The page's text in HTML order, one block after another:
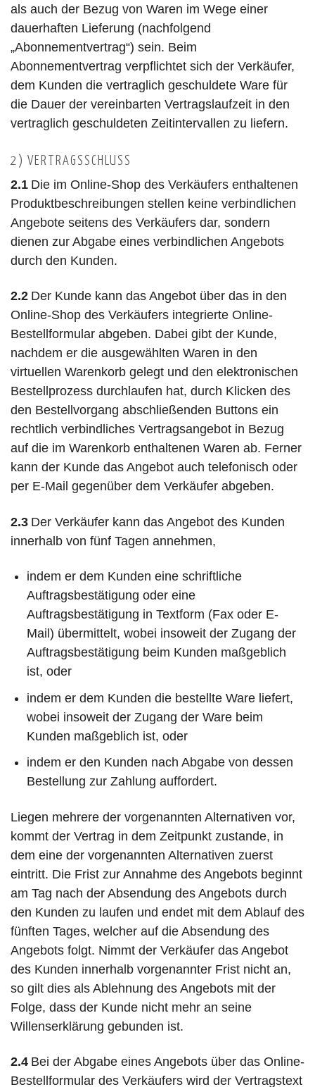
als auch der Bezug von Waren im Wege einer
dauerhaften Lieferung (nachfolgend
„Abonnementvertrag“) sein. Beim
Abonnementvertrag verpflichtet sich der Verkäufer,
dem Kunden die vertraglich geschuldete Ware für
die Dauer der vereinbarten Vertragslaufzeit in den
vertraglich geschuldeten Zeitintervallen zu liefern.
2) VERTRAGSSCHLUSS
2.1 Die im Online-Shop des Verkäufers enthaltenen
Produktbeschreibungen stellen keine verbindlichen
Angebote seitens des Verkäufers dar, sondern
dienen zur Abgabe eines verbindlichen Angebots
durch den Kunden.
2.2 Der Kunde kann das Angebot über das in den
Online-Shop des Verkäufers integrierte Online-
Bestellformular abgeben. Dabei gibt der Kunde,
nachdem er die ausgewählten Waren in den
virtuellen Warenkorb gelegt und den elektronischen
Bestellprozess durchlaufen hat, durch Klicken des
den Bestellvorgang abschließenden Buttons ein
rechtlich verbindliches Vertragsangebot in Bezug
auf die im Warenkorb enthaltenen Waren ab. Ferner
kann der Kunde das Angebot auch telefonisch oder
per E-Mail gegenüber dem Verkäufer abgeben.
2.3 Der Verkäufer kann das Angebot des Kunden
innerhalb von fünf Tagen annehmen,
indem er dem Kunden eine schriftliche
Auftragsbestätigung oder eine
Auftragsbestätigung in Textform (Fax oder E-
Mail) übermittelt, wobei insoweit der Zugang der
Auftragsbestätigung beim Kunden maßgeblich
ist, oder
indem er dem Kunden die bestellte Ware liefert,
wobei insoweit der Zugang der Ware beim
Kunden maßgeblich ist, oder
indem er den Kunden nach Abgabe von dessen
Bestellung zur Zahlung auffordert.
Liegen mehrere der vorgenannten Alternativen vor,
kommt der Vertrag in dem Zeitpunkt zustande, in
dem eine der vorgenannten Alternativen zuerst
eintritt. Die Frist zur Annahme des Angebots beginnt
am Tag nach der Absendung des Angebots durch
den Kunden zu laufen und endet mit dem Ablauf des
fünften Tages, welcher auf die Absendung des
Angebots folgt. Nimmt der Verkäufer das Angebot
des Kunden innerhalb vorgenannter Frist nicht an,
so gilt dies als Ablehnung des Angebots mit der
Folge, dass der Kunde nicht mehr an seine
Willenserklärung gebunden ist.
2.4 Bei der Abgabe eines Angebots über das Online-
Bestellformular des Verkäufers wird der Vertragstext